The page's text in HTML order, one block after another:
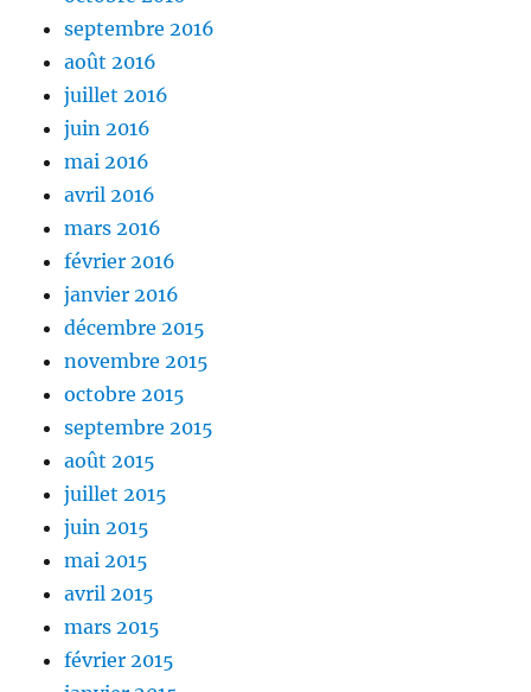
septembre 2016
août 2016
juillet 2016
juin 2016
mai 2016
avril 2016
mars 2016
février 2016
janvier 2016
décembre 2015
novembre 2015
octobre 2015
septembre 2015
août 2015
juillet 2015
juin 2015
mai 2015
avril 2015
mars 2015
février 2015